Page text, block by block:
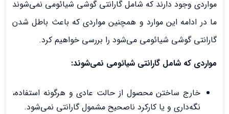
مواردی وجود دارند که شامل گارانتی گوشی شیائومی نمی‌شوند
ما در ادامه این موارد و همچنین مواردی که باعث باطل شدن
گارانتی گوشی شیائومی می‌شود را بررسی خواهیم کرد.
مواردی که شامل گارانتی شیائومی نمی‌شوند:
خارج ساختن محصول از حالت عادی و هرگونه استفاده،
نگه‌داری و یا کارکرد ناصحیح مشمول گارانتی نمی‌شود.